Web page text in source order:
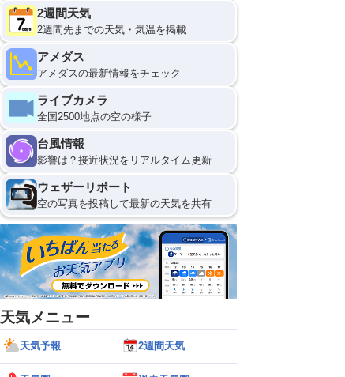
2週間天気
2週間先までの天気・気温を掲載
アメダス
アメダスの最新情報をチェック
ライブカメラ
全国2500地点の空の様子
台風情報
影響は？接近状況をリアルタイム更新
ウェザーリポート
空の写真を投稿して最新の天気を共有
天気メニュー
天気予報 2週間天気